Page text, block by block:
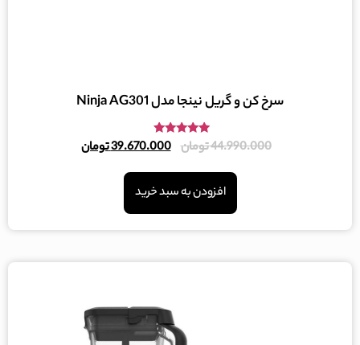
سرخ کن و گریل نینجا مدل Ninja AG301
امتیاز
5.00
44.990.000تومان 39.670.000تومان
افزودن به سبد خرید